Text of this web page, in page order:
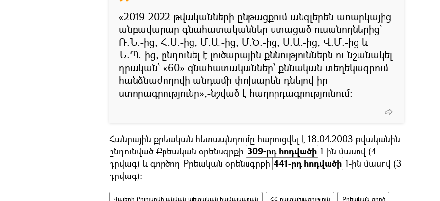
«2019-2022 թվականների ընթացքում անգլերեն առարկայից
անբավարար գնահատականներ ստացած ուսանողներից՝
Ռ.Ն.-ից, Հ.Ս.-ից, Մ.Ա.-ից, Մ.Ծ.-ից, Ս.Ա.-ից, Վ.Մ.-ից և
Ն.Պ.-ից, ընդունել է լուծարային քննություններն ու նշանակել
դրական` «60» գնահատականներ՝ քննական տեղեկագրում
հանձնաժողովի անդամի փոխարեն դնելով իր
ստորագրությունը»,-նշված է հաղորդագրությունում:
Հանրային քրեական հետապնդումը հարուցվել է 18.04.2003 թվականին
ընդունված Քրեական օրենսգրքի 309-րդ հոդվածի 1-ին մասով (4
դրվագ) և գործող Քրեական օրենսգրքի 441-րդ հոդվածի 1-ին մասով (3
դրվագ):
Վալերի Բրյուսովի անվան պետական համալսարան ՀՀ դատախազություն Քրեական գործ